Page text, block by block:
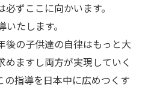
ずここに向かいます。
たします。
後の子供達の自律はもっと大
ますし両方が実現していく
指導を日本中に広めつくす